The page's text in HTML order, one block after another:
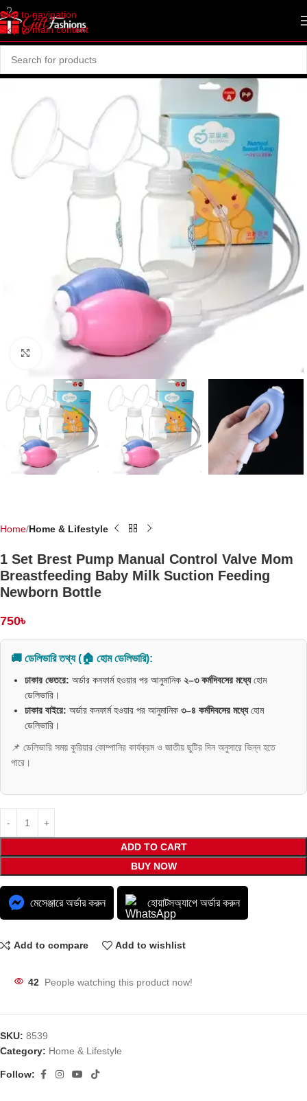
Skip to navigation
Skip to main content
Click to enlarge
Home Home & Lifestyle
1 Set Brest Pump Manual Control Valve Mom
Breastfeeding Baby Milk Suction Feeding
Newborn Bottle
750৳
🚚 ডেলিভারি তথ্য (🏠 হোম ডেলিভারি):
ঢাকার ভেতরে: অর্ডার কনফার্ম হওয়ার পর আনুমানিক ২–৩ কর্মদিবসের মধ্যেহোম
ডেলিভারি।
ঢাকার বাইরে: অর্ডার কনফার্ম হওয়ার পর আনুমানিক ৩–৪ কর্মদিবসের মধ্যেহোম
ডেলিভারি।
📌 ডেলিভারি সময় কুরিয়ার কোম্পানির কার্যক্রম ও জাতীয় ছুটির দিন অনুসারে ভিন্ন হতে
পারে।
ADD TO CART
BUY NOW
মেসেঞ্জারে অর্ডার করুন হোয়াটসঅ্যাপে অর্ডার করুন
Add to compare Add to wishlist
42 People watching this product now!
SKU: 8539
Category: Home & Lifestyle
Follow: